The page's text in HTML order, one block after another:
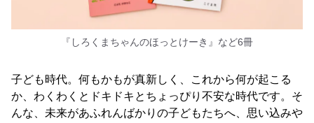
『しろくまちゃんのほっとけーき』など6冊
子ども時代。何もかもが真新しく、これから何が起こる
か、わくわくとドキドキとちょっぴり不安な時代です。そ
んな、未来があふれんばかりの子どもたちへ、思い込みや